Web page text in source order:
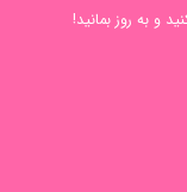
و به روز بمانید!